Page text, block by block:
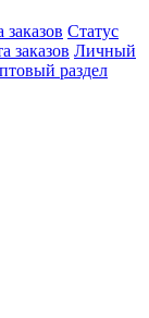
заказов Статус
заказов Личный
раздел